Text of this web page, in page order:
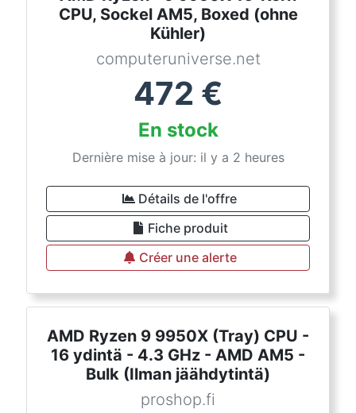
CPU, Sockel AM5, Boxed (ohne
Kühler)
computeruniverse.net
472 €
En stock
Dernière mise à jour: il y a 2 heures
Détails de l'offre
Fiche produit
Créer une alerte
AMD Ryzen 9 9950X (Tray) CPU -
16 ydintä - 4.3 GHz - AMD AM5 -
Bulk (Ilman jäähdytintä)
proshop.fi